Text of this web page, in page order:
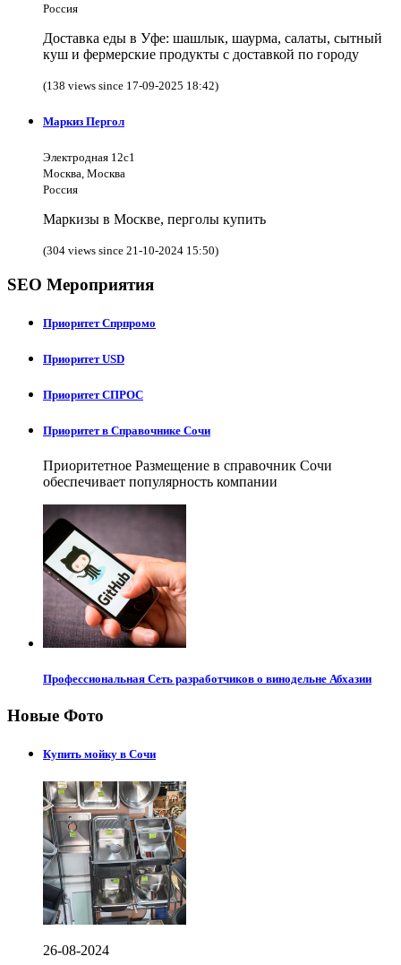
Россия
Доставка еды в Уфе: шашлык, шаурма, салаты, сытный
куш и фермерские продукты с доставкой по городу
(138 views since 17-09-2025 18:42)
Маркиз Пергол
Электродная 12с1
Москва, Москва
Россия
Маркизы в Москве, перголы купить
(304 views since 21-10-2024 15:50)
SEO Мероприятия
Приоритет Спрпромо
Приоритет USD
Приоритет СПРОС
Приоритет в Справочнике Сочи
Приоритетное Размещение в справочник Сочи
обеспечивает популярность компании
Профессиональная Сеть разработчиков о винодельне Абхазии
Новые Фото
Купить мойку в Сочи
26-08-2024